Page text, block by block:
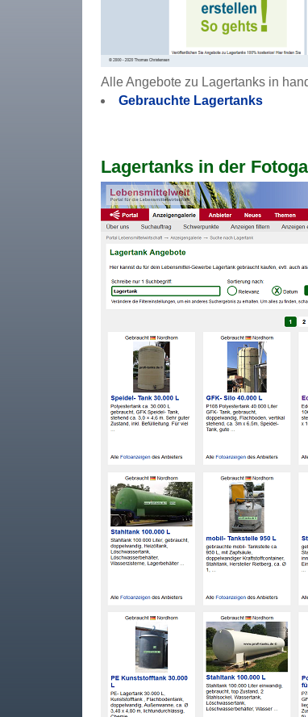
Alle Angebote zu Lagertanks in
Gebrauchte Lagertanks
Lagertanks in der